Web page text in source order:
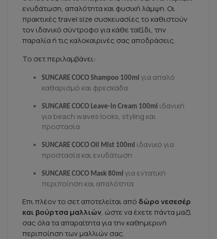
ενυδάτωση, απαλότητα και φυσική λάμψη. Οι
πρακτικές travel size συσκευασίες το καθιστούν
τον ιδανικό σύντροφο για κάθε ταξίδι, την
παραλία ή τις καλοκαιρινές σας αποδράσεις.
Το σετ περιλαμβάνει:
SUNCARE COCO Shampoo 100ml για απαλό
καθαρισμό και φρεσκάδα
SUNCARE COCO Leave-in Cream 100ml ιδανική
για beach waves looks, styling και
προστασία
SUNCARE COCO Oil Mist 100ml ιδανικόγια
προστασία και ενυδάτωση
SUNCARE COCO Mask 80ml για εντατική
περιποίηση και απαλότητα
Επι πλέον το σετ αποτελείται από δώρο νεσεσέρ
και βούρτσα μαλλιών, ώστε να έχετε πάντα μαζί
σας όλα τα απαραίτητα για την καθημερινή
περιποίηση των μαλλιών σας.